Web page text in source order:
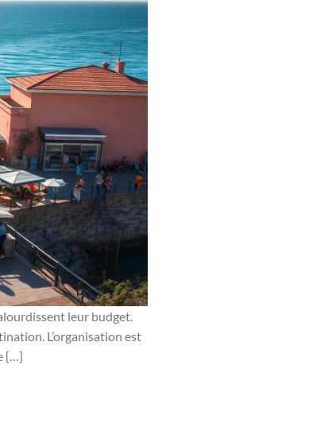
leur budget.
L’organisation est
[…]